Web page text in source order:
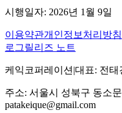
시행일자: 2026년 1월 9일
이용약관개인정보처리방침
로그 릴리즈 노트
케익코퍼레이션 |대표: 전태
주소: 서울시 성북구 동소
patakeique@gmail.com